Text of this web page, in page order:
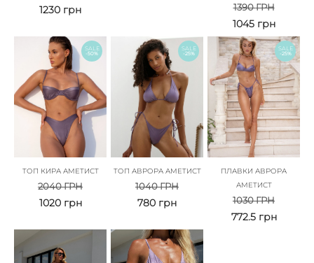
1230 грн 1390ГРН
1045 грн
SALE
-50%
ТОП КИРА АМЕТИСТ
2040ГРН
1020 грн
SALE
-25%
ТОП АВРОРА АМЕТИСТ
1040ГРН
780 грн
SALE
-25%
ПЛАВКИ АВРОРА
АМЕТИСТ
1030ГРН
772.5 грн